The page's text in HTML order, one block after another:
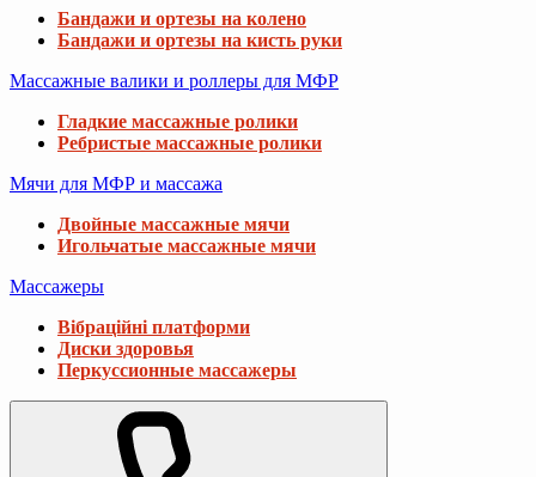
Бандажи и ортезы на колено
Бандажи и ортезы на кисть руки
Массажные валики и роллеры для МФР
Гладкие массажные ролики
Ребристые массажные ролики
Мячи для МФР и массажа
Двойные массажные мячи
Игольчатые массажные мячи
Массажеры
Вібраційні платформи
Диски здоровья
Перкуссионные массажеры